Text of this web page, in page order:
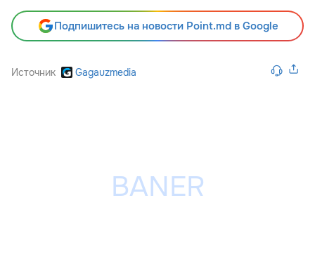
Подпишитесь на новости Point.md в Google
Источник Gagauzmedia